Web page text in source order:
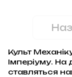
Культ
Імперіуму. На
ставляться